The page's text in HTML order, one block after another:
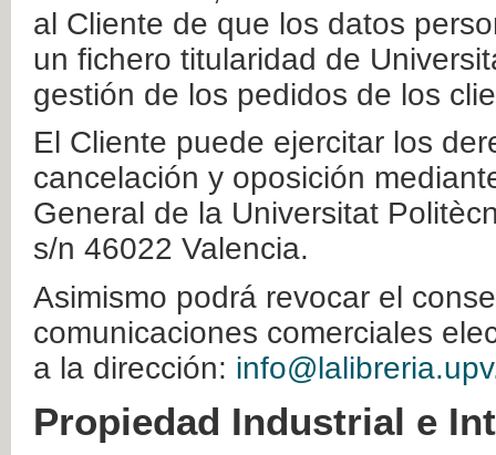
al Cliente de que los datos
un fichero titularidad de
gestión de los pedidos de los
El Cliente puede ejercitar los
cancelación y oposición
General de la Universitat
s/n 46022 Valencia.
Asimismo podrá revocar el
comunicaciones comerciales
a la dirección:
Propiedad Industrial e